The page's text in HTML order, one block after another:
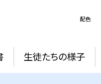
配色
生徒たちの様子